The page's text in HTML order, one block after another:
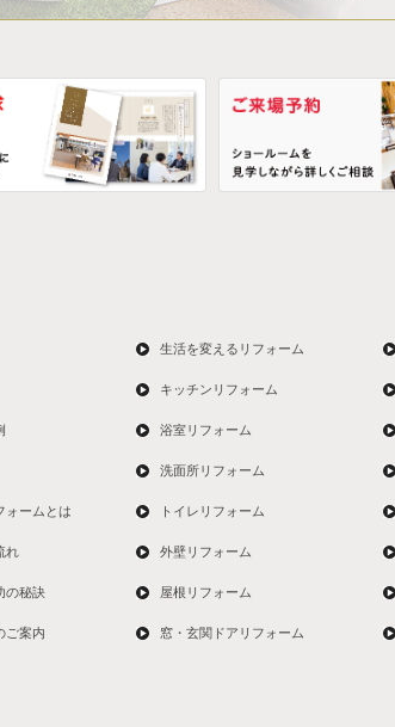
ォームとは
れ
の秘訣
ご案内
生活を変えるリフォーム
キッチンリフォーム
浴室リフォーム
洗面所リフォーム
トイレリフォーム
外壁リフォーム
屋根リフォーム
窓・玄関ドアリフォーム